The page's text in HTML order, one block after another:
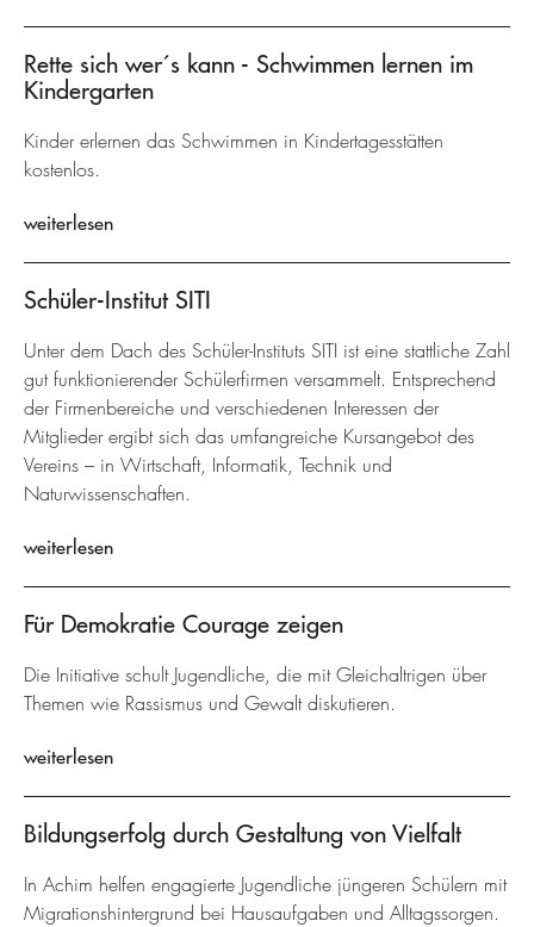
Rette sich wer´s kann - Schwimmen lernen im
Kindergarten
Kinder erlernen das Schwimmen in Kindertagesstätten
kostenlos.
weiterlesen
Schüler-Institut SITI
Unter dem Dach des Schüler-Instituts SITI ist eine stattliche Zahl
gut funktionierender Schülerfirmen versammelt. Entsprechend
der Firmenbereiche und verschiedenen Interessen der
Mitglieder ergibt sich das umfangreiche Kursangebot des
Vereins – in Wirtschaft, Informatik, Technik und
Naturwissenschaften.
weiterlesen
Für Demokratie Courage zeigen
Die Initiative schult Jugendliche, die mit Gleichaltrigen über
Themen wie Rassismus und Gewalt diskutieren.
weiterlesen
Bildungserfolg durch Gestaltung von Vielfalt
In Achim helfen engagierte Jugendliche jüngeren Schülern mit
Migrationshintergrund bei Hausaufgaben und Alltagssorgen.